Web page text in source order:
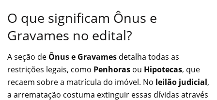
O que significam Ônus e
Gravames no edital?
A seção de Ônus e Gravames detalha todas as
restrições legais, como Penhoras ou Hipotecas, que
recaem sobre a matrícula do imóvel. No leilão judicial,
a arrematação costuma extinguir essas dívidas através